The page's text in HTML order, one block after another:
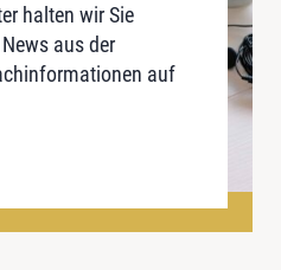
halten wir Sie
aus der
auf